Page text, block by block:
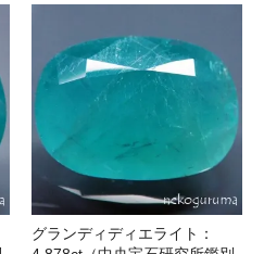
グランディディエライト：